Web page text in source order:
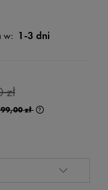
w: 1-3 dni
zł
zł